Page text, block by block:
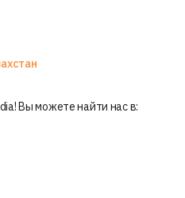
Вы можете найти нас в: